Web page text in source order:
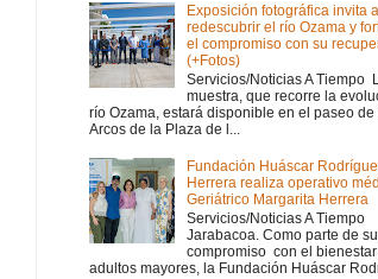
Exposición fotográfica invita a
redescubrir el río Ozama y
el compromiso con su
(+Fotos)
Servicios/Noticias A Tiempo
muestra, que recorre la
río Ozama, estará disponible en el paseo de
Arcos de la Plaza de l...
Fundación Huáscar
Herrera realiza operativo
Geriátrico Margarita Herrera
Servicios/Noticias A Tiempo
Jarabacoa. Como parte de su
compromiso con el
adultos mayores, la Fundación Huáscar